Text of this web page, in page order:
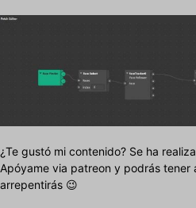
¿Te gustó mi contenido? Se ha
Apóyame via patreon y podrás tener
arrepentirás 😉